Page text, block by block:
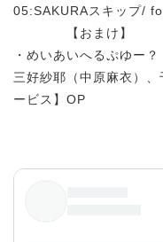
05:SAKURAスキップ/
【おまけ】
・めいあいへるぷゆー
三好紗耶（中原麻衣）
ービス】OP